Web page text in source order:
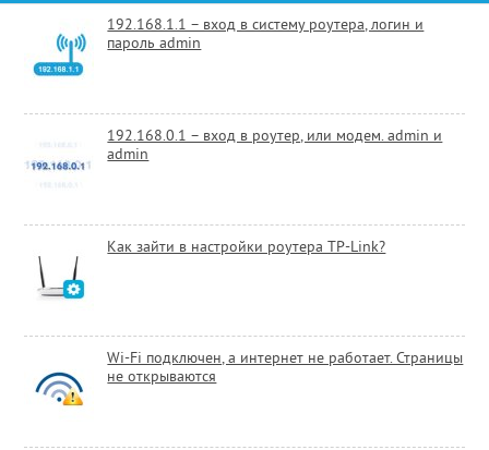
192.168.1.1 – вход в систему роутера, логин и
пароль admin
192.168.0.1 – вход в роутер, или модем. admin и
admin
Как зайти в настройки роутера TP-Link?
Wi-Fi подключен, а интернет не работает. Страницы
не открываются